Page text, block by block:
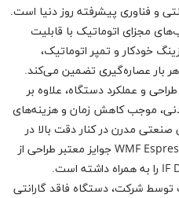
و فناوری پیشرفته روز دنیا است.
مجزای اتوماتیک با قابلیت
خودکار و تمپر اتوماتیک،
بار عصاره‌گیری تضمین می‌کند.
و عملکرد دستگاه، علاوه بر
موجب کاهش زمان و هزینه‌های
طراحی صنعتی مدرن در کنار دقت بالا در
جزئیات مهندسی، برای WMF Espresso NEXT جوایز معتبر طراحی از
شرکت، دستگاه فاقد گارانتی